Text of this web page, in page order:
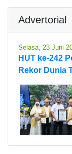
Advertorial
Selasa, 23 Juni
HUT ke-242
Rekor Dunia